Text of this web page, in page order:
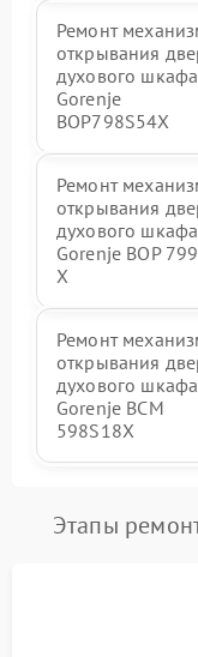
Ремонт
открывания
духового шкафа
Gorenje
BOP798S54X
Ремонт
открывания
духового шкафа
Gorenje BOP
X
Ремонт
открывания
духового шкафа
Gorenje BCM
598S18X
Этапы